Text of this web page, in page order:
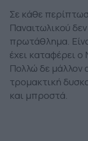
Σε κάθε
Παναιτωλικού
πρωτάθλημα.
έχει καταφέρει ο
Πολλώ δε μάλλον
τρομακτική
και μπροστά.